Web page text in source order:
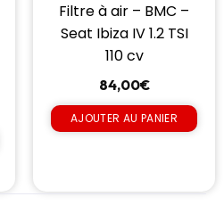
Filtre à air – BMC –
Seat Ibiza IV 1.2 TSI
110 cv
84,00€
AJOUTER AU PANIER